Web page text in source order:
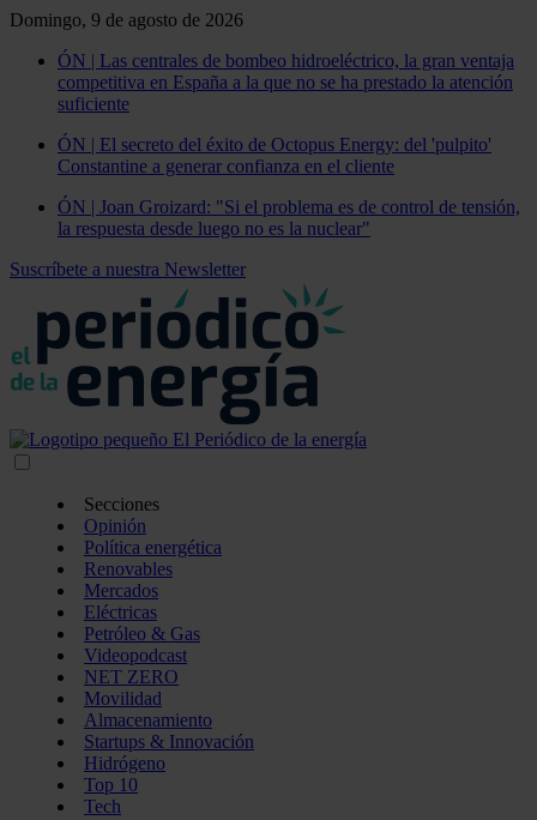
Domingo, 9 de agosto de 2026
ÓN | Las centrales de bombeo hidroeléctrico, la gran ventaja
competitiva en España a la que no se ha prestado la atención
suficiente
ÓN | El secreto del éxito de Octopus Energy: del 'pulpito'
Constantine a generar confianza en el cliente
ÓN | Joan Groizard: "Si el problema es de control de tensión,
la respuesta desde luego no es la nuclear"
Suscríbete a nuestra Newsletter
Secciones
Opinión
Política energética
Renovables
Mercados
Eléctricas
Petróleo & Gas
Videopodcast
NET ZERO
Movilidad
Almacenamiento
Startups & Innovación
Hidrógeno
Top 10
Tech